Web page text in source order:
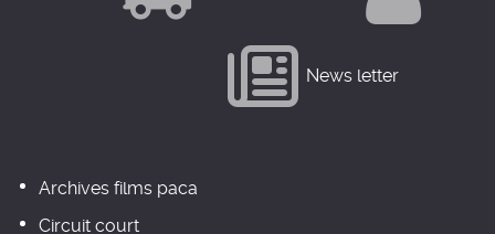
News letter
Archives films paca
Circuit court